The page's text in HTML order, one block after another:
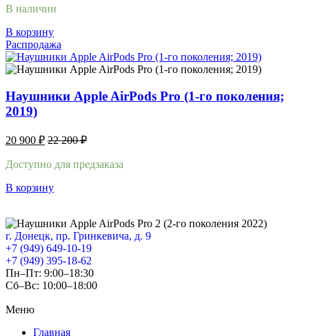
В наличии
В корзину
Распродажа
Наушники Apple AirPods Pro (1-го поколения;
2019)
20 900 ₽ 22 200₽
Доступно для предзаказа
В корзину
г. Донецк, пр. Гринкевича, д. 9
+7 (949) 649-10-19
+7 (949) 395-18-62
Пн–Пт: 9:00–18:30
Сб–Вс: 10:00–18:00
Меню
Главная